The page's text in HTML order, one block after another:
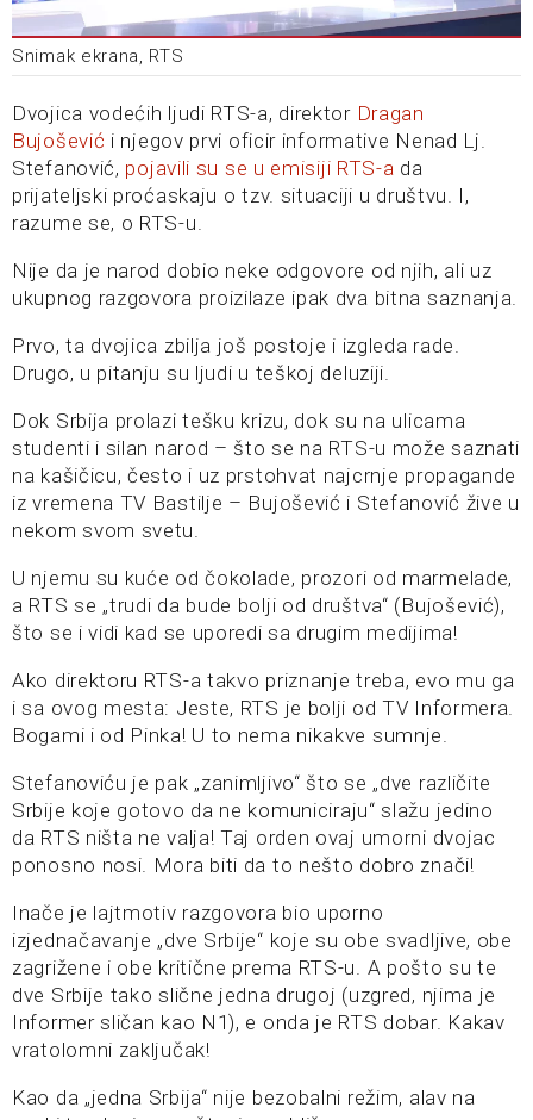
Snimak ekrana, RTS
Dvojica vodećih ljudi RTS-a, direktor Dragan
Bujošević i njegov prvi oficir informative Nenad Lj.
Stefanović, pojavili su se u emisiji RTS-a da
prijateljski proćaskaju o tzv. situaciji u društvu. I,
razume se, o RTS-u.
Nije da je narod dobio neke odgovore od njih, ali uz
ukupnog razgovora proizilaze ipak dva bitna saznanja.
Prvo, ta dvojica zbilja još postoje i izgleda rade.
Drugo, u pitanju su ljudi u teškoj deluziji.
Dok Srbija prolazi tešku krizu, dok su na ulicama
studenti i silan narod – što se na RTS-u može saznati
na kašičicu, često i uz prstohvat najcrnje propagande
iz vremena TV Bastilje – Bujošević i Stefanović žive u
nekom svom svetu.
U njemu su kuće od čokolade, prozori od marmelade,
a RTS se „trudi da bude bolji od društva“ (Bujošević),
što se i vidi kad se uporedi sa drugim medijima!
Ako direktoru RTS-a takvo priznanje treba, evo mu ga
i sa ovog mesta: Jeste, RTS je bolji od TV Informera.
Bogami i od Pinka! U to nema nikakve sumnje.
Stefanoviću je pak „zanimljivo“ što se „dve različite
Srbije koje gotovo da ne komuniciraju“ slažu jedino
da RTS ništa ne valja! Taj orden ovaj umorni dvojac
ponosno nosi. Mora biti da to nešto dobro znači!
Inače je lajtmotiv razgovora bio uporno
izjednačavanje „dve Srbije“ koje su obe svadljive, obe
zagrižene i obe kritične prema RTS-u. A pošto su te
dve Srbije tako slične jedna drugoj (uzgred, njima je
Informer sličan kao N1), e onda je RTS dobar. Kakav
vratolomni zaključak!
Kao da „jedna Srbija“ nije bezobalni režim, alav na